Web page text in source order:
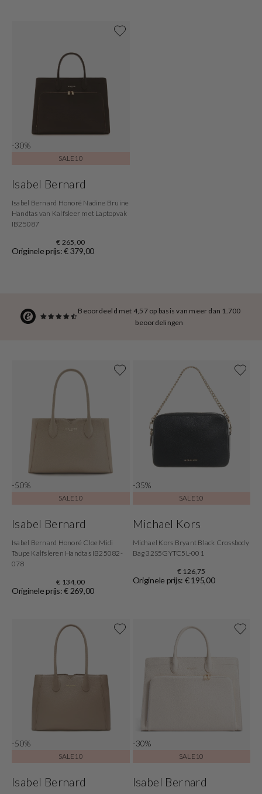
Beoordeeld met 4,57 op basis van meer dan 1.700
beoordelingen
-30%
SALE10
Isabel Bernard
Isabel Bernard Honoré Nadine Bruine
Handtas van Kalfsleer met Laptopvak
IB25087
€ 265,00
Originele prijs: € 379,00
-50%
SALE10
Isabel Bernard
Isabel Bernard Honoré Cloe Midi
Taupe Kalfsleren Handtas IB25082-
078
€ 134,00
Originele prijs: € 269,00
-35%
SALE10
Michael Kors
Michael Kors Bryant Black Crossbody
Bag 32S5GYTC5L-001
€ 126,75
Originele prijs: € 195,00
-50%
SALE10
Isabel Bernard
-30%
SALE10
Isabel Bernard